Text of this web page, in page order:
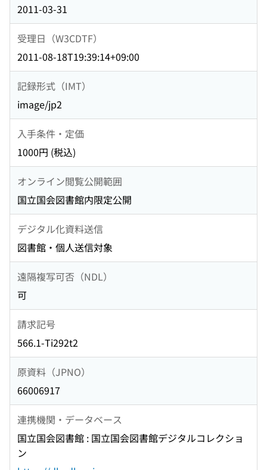
2011-03-31
受理日（W3CDTF）
2011-08-18T19:39:14+09:00
記録形式（IMT）
image/jp2
入手条件・定価
1000円 (税込)
オンライン閲覧公開範囲
国立国会図書館内限定公開
デジタル化資料送信
図書館・個人送信対象
遠隔複写可否（NDL）
可
請求記号
566.1-Ti292t2
原資料（JPNO）
66006917
連携機関・データベース
国立国会図書館 : 国立国会図書館デジタルコレクショ
ン